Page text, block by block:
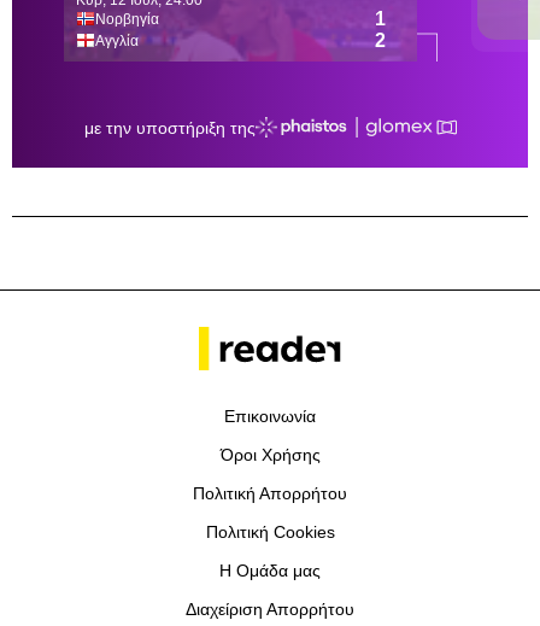
Επικοινωνία
Όροι Χρήσης
Πολιτική Απορρήτου
Πολιτική Cookies
Η Ομάδα μας
Διαχείριση Απορρήτου